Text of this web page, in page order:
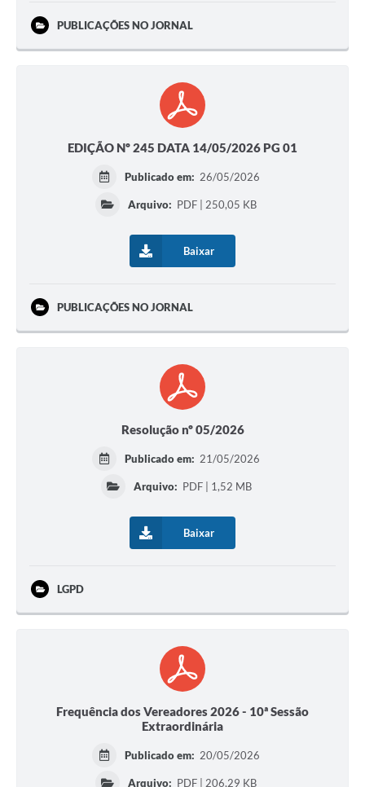
PUBLICAÇÕES NO JORNAL
EDIÇÃO Nº 245 DATA 14/05/2026 PG 01
Publicado em: 26/05/2026
Arquivo: PDF | 250,05 KB
Baixar
PUBLICAÇÕES NO JORNAL
Resolução nº 05/2026
Publicado em: 21/05/2026
Arquivo: PDF | 1,52 MB
Baixar
LGPD
Frequência dos Vereadores 2026 - 10ª Sessão
Extraordinária
Publicado em: 20/05/2026
Arquivo: PDF | 206,29 KB